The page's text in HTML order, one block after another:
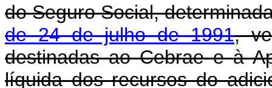
do Seguro Social,
de 24 de julho de 1991,
destinadas ao Cebrae e à
líquida dos recursos do